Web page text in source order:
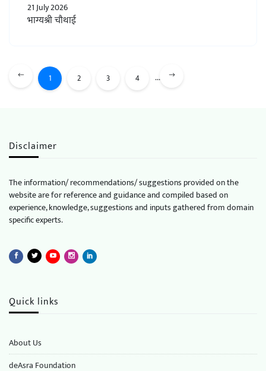
21 July 2026
भाग्यश्री चौथाई
1 2 3 4 ...
Disclaimer
The information/ recommendations/ suggestions provided on the
website are for reference and guidance and compiled based on
experience, knowledge, suggestions and inputs gathered from domain
specific experts.
Quick links
About Us
deAsra Foundation